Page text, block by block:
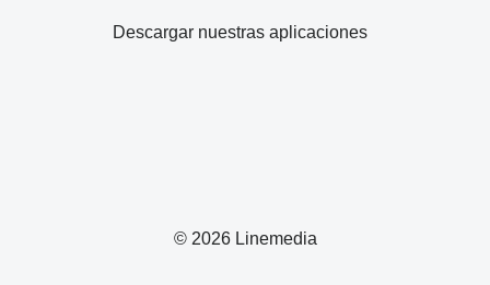
© 2026 Linemedia
Descargar nuestras aplicaciones